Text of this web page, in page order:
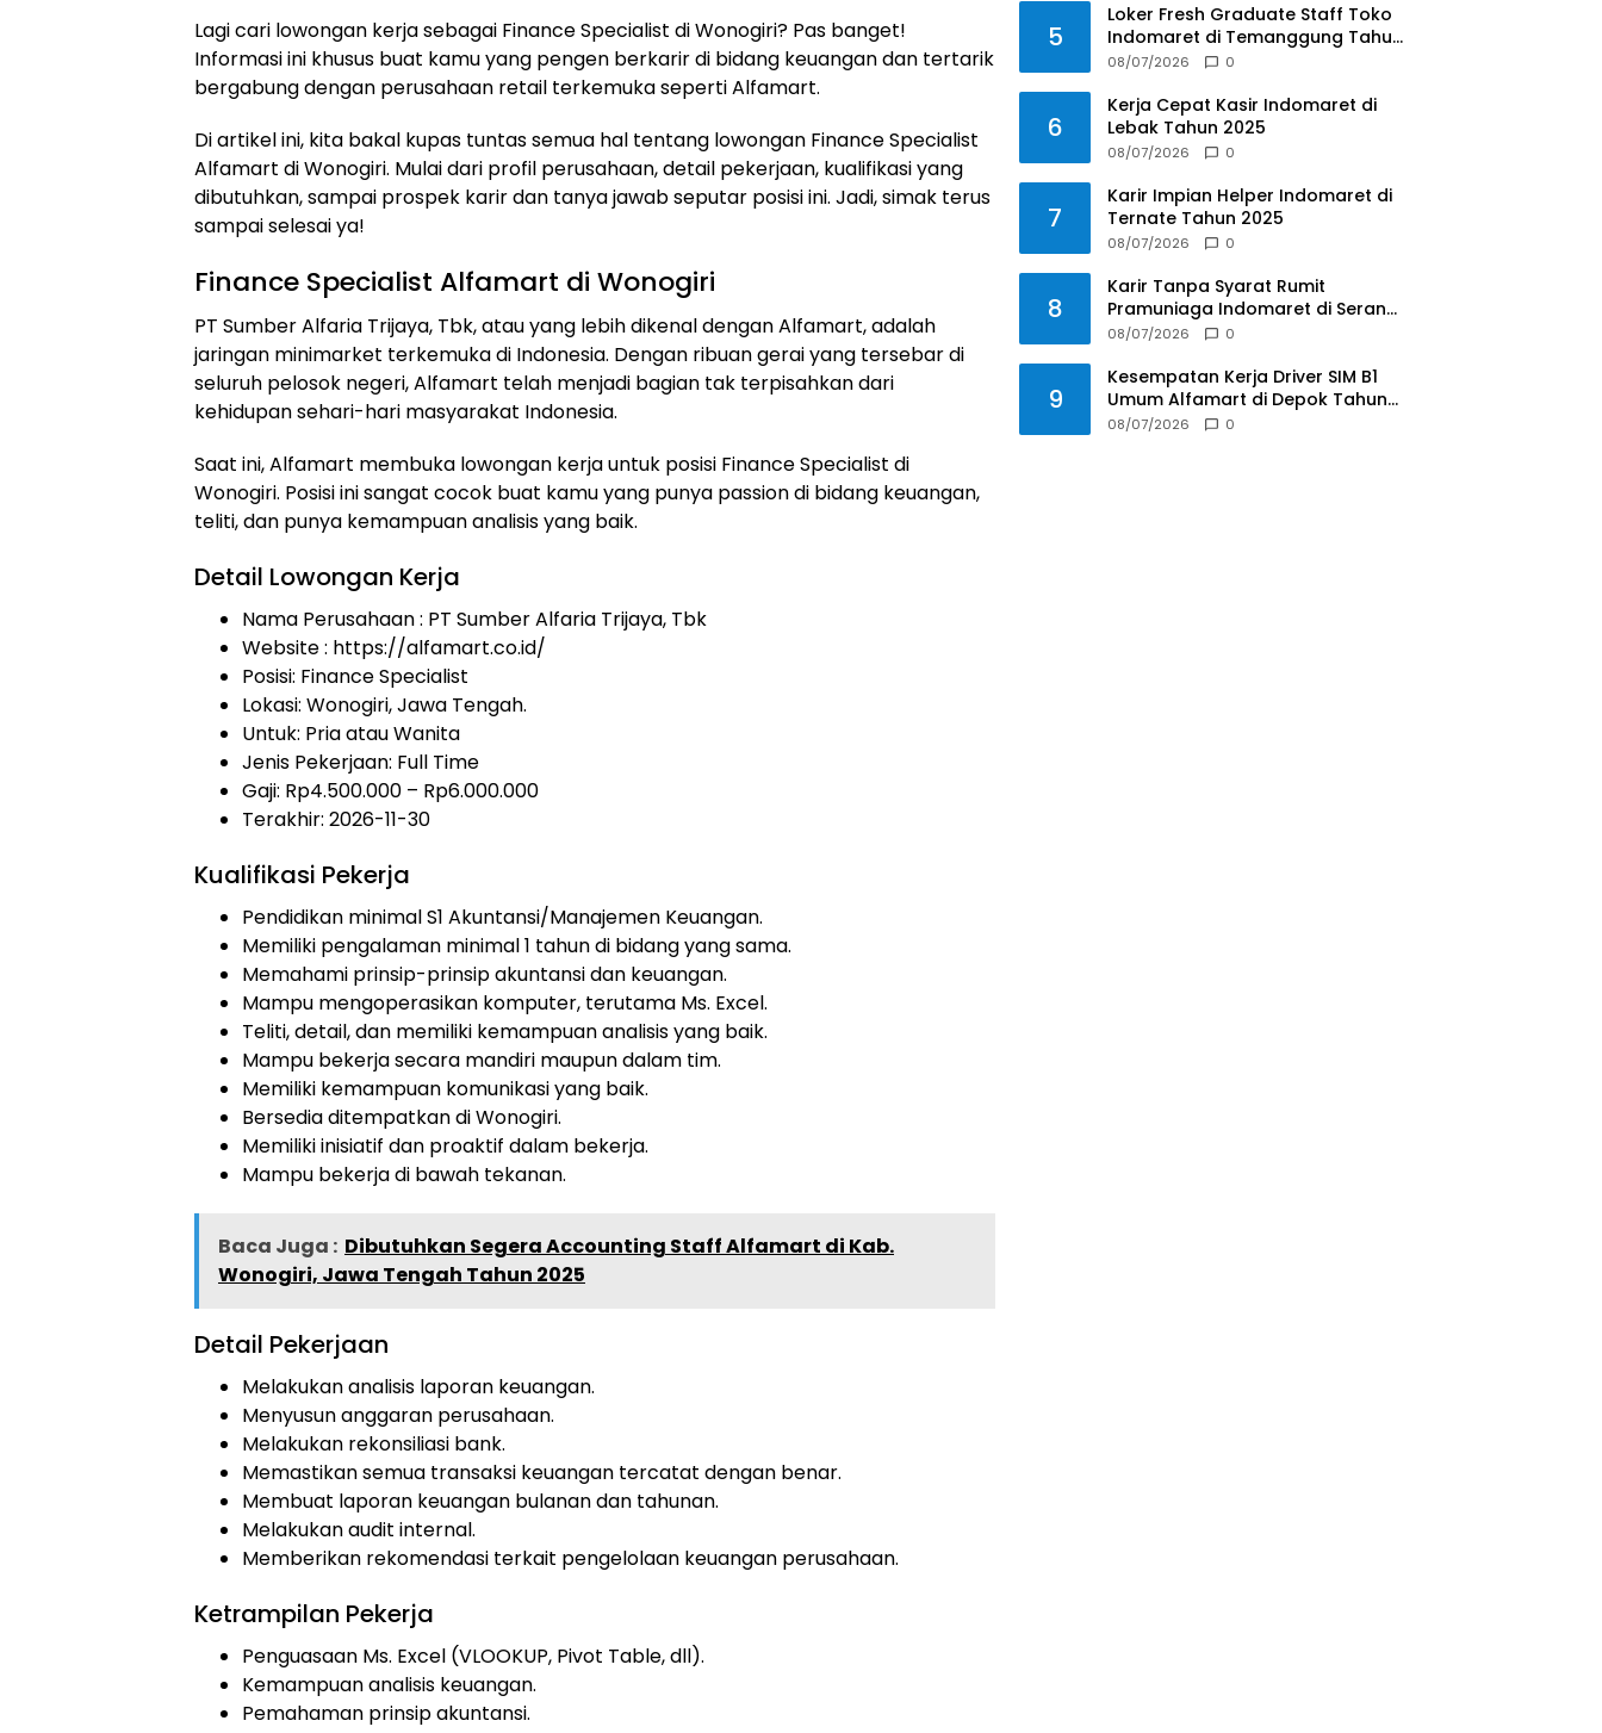
Lagi cari lowongan kerja sebagai Finance Specialist di Wonogiri? Pas banget!
Informasi ini khusus buat kamu yang pengen berkarir di bidang keuangan dan tertarik
bergabung dengan perusahaan retail terkemuka seperti Alfamart.
Di artikel ini, kita bakal kupas tuntas semua hal tentang lowongan Finance Specialist
Alfamart di Wonogiri. Mulai dari profil perusahaan, detail pekerjaan, kualifikasi yang
dibutuhkan, sampai prospek karir dan tanya jawab seputar posisi ini. Jadi, simak terus
sampai selesai ya!
Finance Specialist Alfamart di Wonogiri
PT Sumber Alfaria Trijaya, Tbk, atau yang lebih dikenal dengan Alfamart, adalah
jaringan minimarket terkemuka di Indonesia. Dengan ribuan gerai yang tersebar di
seluruh pelosok negeri, Alfamart telah menjadi bagian tak terpisahkan dari
kehidupan sehari-hari masyarakat Indonesia.
Saat ini, Alfamart membuka lowongan kerja untuk posisi Finance Specialist di
Wonogiri. Posisi ini sangat cocok buat kamu yang punya passion di bidang keuangan,
teliti, dan punya kemampuan analisis yang baik.
Detail Lowongan Kerja
Nama Perusahaan : PT Sumber Alfaria Trijaya, Tbk
Website : https://alfamart.co.id/
Posisi: Finance Specialist
Lokasi: Wonogiri, Jawa Tengah.
Untuk: Pria atau Wanita
Jenis Pekerjaan: Full Time
Gaji: Rp4.500.000 – Rp6.000.000
Terakhir: 2026-11-30
Kualifikasi Pekerja
Pendidikan minimal S1 Akuntansi/Manajemen Keuangan.
Memiliki pengalaman minimal 1 tahun di bidang yang sama.
Memahami prinsip-prinsip akuntansi dan keuangan.
Mampu mengoperasikan komputer, terutama Ms. Excel.
Teliti, detail, dan memiliki kemampuan analisis yang baik.
Mampu bekerja secara mandiri maupun dalam tim.
Memiliki kemampuan komunikasi yang baik.
Bersedia ditempatkan di Wonogiri.
Memiliki inisiatif dan proaktif dalam bekerja.
Mampu bekerja di bawah tekanan.
Baca Juga : Dibutuhkan Segera Accounting Staff Alfamart di Kab.
Wonogiri, Jawa Tengah Tahun 2025
Detail Pekerjaan
Melakukan analisis laporan keuangan.
Menyusun anggaran perusahaan.
Melakukan rekonsiliasi bank.
Memastikan semua transaksi keuangan tercatat dengan benar.
Membuat laporan keuangan bulanan dan tahunan.
Melakukan audit internal.
Memberikan rekomendasi terkait pengelolaan keuangan perusahaan.
Ketrampilan Pekerja
Penguasaan Ms. Excel (VLOOKUP, Pivot Table, dll).
Kemampuan analisis keuangan.
Pemahaman prinsip akuntansi.
5
Loker Fresh Graduate Staff Toko
Indomaret di Temanggung Tahun
2025
08/07/2026 0
6
Kerja Cepat Kasir Indomaret di
Lebak Tahun 2025
08/07/2026 0
7
Karir Impian Helper Indomaret di
Ternate Tahun 2025
08/07/2026 0
8
Karir Tanpa Syarat Rumit
Pramuniaga Indomaret di Serang
Tahun 2025
08/07/2026 0
9
Kesempatan Kerja Driver SIM B1
Umum Alfamart di Depok Tahun
2025
08/07/2026 0